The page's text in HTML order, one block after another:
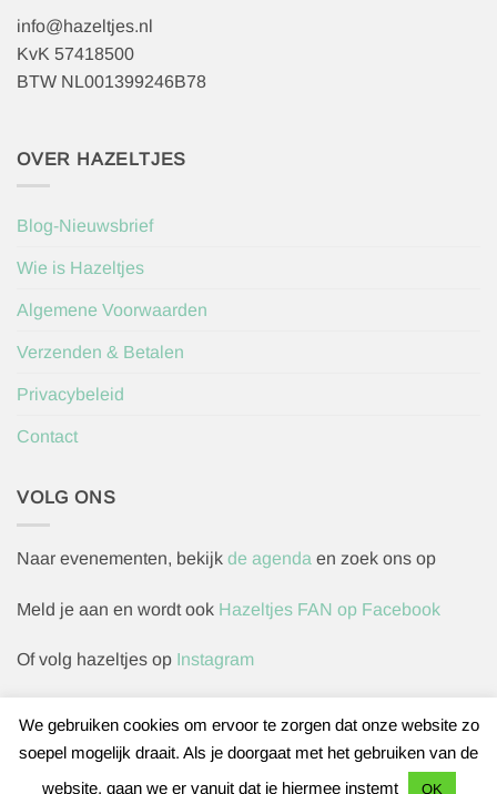
info@hazeltjes.nl
KvK 57418500
BTW NL001399246B78
OVER HAZELTJES
Blog-Nieuwsbrief
Wie is Hazeltjes
Algemene Voorwaarden
Verzenden & Betalen
Privacybeleid
Contact
VOLG ONS
Naar evenementen, bekijk de agenda en zoek ons op
Meld je aan en wordt ook Hazeltjes FAN op Facebook
Of volg hazeltjes op Instagram
Herroepingsverzoek indienen
We gebruiken cookies om ervoor te zorgen dat onze website zo
soepel mogelijk draait. Als je doorgaat met het gebruiken van de
website, gaan we er vanuit dat je hiermee instemt
OK